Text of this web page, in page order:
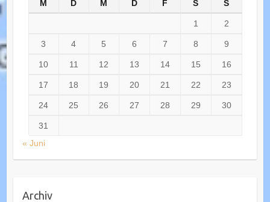
M D M D F S S
1 2
3 4 5 6 7 8 9
10 11 12 13 14 15 16
17 18 19 20 21 22 23
24 25 26 27 28 29 30
31
« Juni
Archiv